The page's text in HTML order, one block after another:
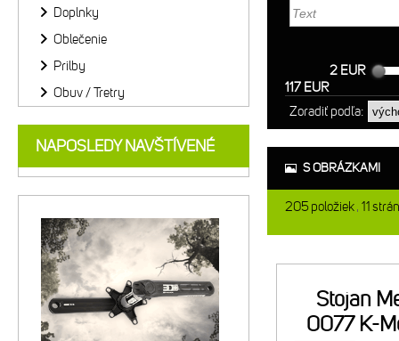
2 EUR
117 EUR
Zoradiť podľa:
S OBRÁZKAMI
205položiek 11
Stojan
0077 K-
Doplnky
Oblečenie
Prilby
Obuv / Tretry
NAPOSLEDY NAVŠTÍVENÉ